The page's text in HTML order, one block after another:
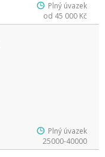
Plný úvazek
od 45 000 Kč
Plný úvazek
25000-40000